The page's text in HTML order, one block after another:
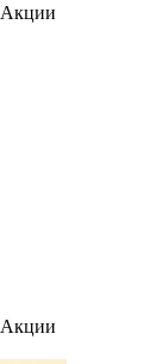
Акции
Акции